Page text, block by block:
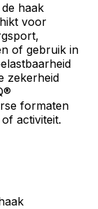
haak
voor
of gebruik in
zekerheid
formaten
activiteit.